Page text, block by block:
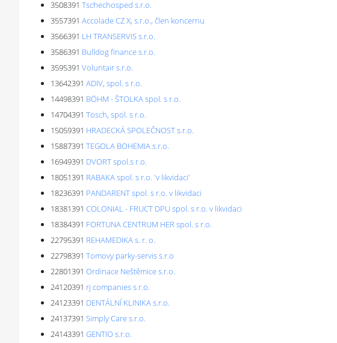
3508391 Tschechosped s.r.o.
3557391 Accolade CZ X, s.r.o., člen koncernu
3566391 LH TRANSERVIS s.r.o.
3586391 Bulldog finance s.r.o.
3595391 Voluntair s.r.o.
13642391 ADIV, spol. s r.o.
14498391 BÖHM - ŠTOLKA spol. s r.o.
14704391 Tosch, spol. s r.o.
15059391 HRADECKÁ SPOLEČNOST s.r.o.
15887391 TEGOLA BOHEMIA s.r.o.
16949391 DVORT spol.s r.o.
18051391 RABAKA spol. s r.o. 'v likvidaci'
18236391 PANDARENT spol. s r.o. v likvidaci
18381391 COLONIAL - FRUCT DPU spol. s r.o. v likvidaci
18384391 FORTUNA CENTRUM HER spol. s r.o.
22795391 REHAMEDIKA s. r. o.
22798391 Tomovy parky-servis s.r.o
22801391 Ordinace Neštěmice s.r.o.
24120391 rj companies s.r.o.
24123391 DENTÁLNÍ KLINIKA s.r.o.
24137391 Simply Care s.r.o.
24143391 GENTIO s.r.o.